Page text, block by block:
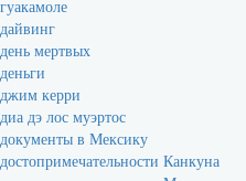
гуакамоле
дайвинг
день мертвых
деньги
джим керри
диа дэ лос муэртос
документы в Мексику
достопримечательности Канкуна